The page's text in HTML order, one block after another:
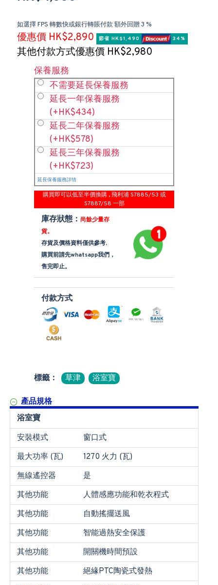
如選擇 FPS 轉數快或銀行轉賬付款 額外回贈 3 %
優惠價 HK$2,890 節省 HK$1,490 34%
其他付款方式優惠價 HK$2,980
保養服務
不需要延長保養服務
延長一年保養服務
(+HK$434)
延長二年保養服務
(+HK$578)
延長三年保養服務
(+HK$723)
延長保養服務詳情
購買即可以低至半價換購 , 飛利浦 S7885/53 或
S7887/58 一部
庫存狀態： 尚餘少量存
貨。
存貨及價格資料僅供參考,
購買前請先whatsapp我們，
售完即止。
付款方式
標籤： 草津 浴室寶
產品規格
浴室寶
安裝模式
窗口式
最大功率 (瓦)
1270 火力 (瓦)
無線遙控器
是
其他功能
人體感應功能和乾衣程式
其他功能
自動搖擺送風
其他功能
智能過熱安全保護
其他功能
開關機時間預設
其他功能
絕緣PTC陶瓷式發熱